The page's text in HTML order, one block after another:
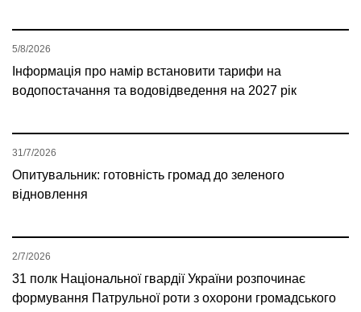
Інформація про намір встановити тарифи на
водопостачання та водовідведення на 2027 рік
5/8/2026
Опитувальник: готовність громад до зеленого
відновлення
31/7/2026
31 полк Національної гвардії України розпочинає
формування Патрульної роти з охорони громадського
2/7/2026